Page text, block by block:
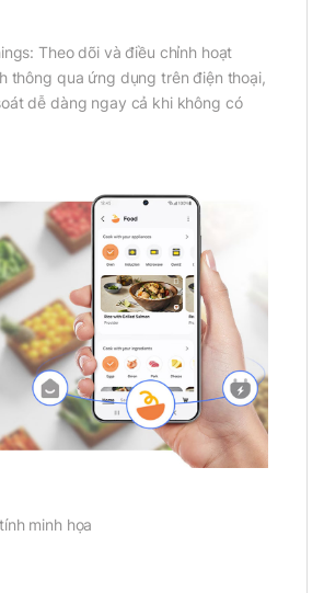
Theo dõi và điều chỉnh hoạt
thông qua ứng dụng trên điện thoại,
dễ dàng ngay cả khi không có
minh họa